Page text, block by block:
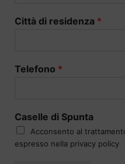
Città di residenza *
Telefono *
Caselle di Spunta
Acconsento al
espresso nella privacy policy